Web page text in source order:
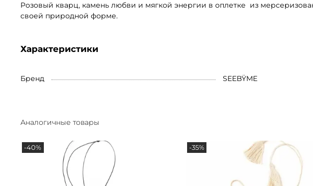
Розовый кварц, камень любви и мягкой энергии в оплетке из
своей природной форме.
Характеристики
Бренд SEEBŸME
Аналогичные товары
-40% -35%